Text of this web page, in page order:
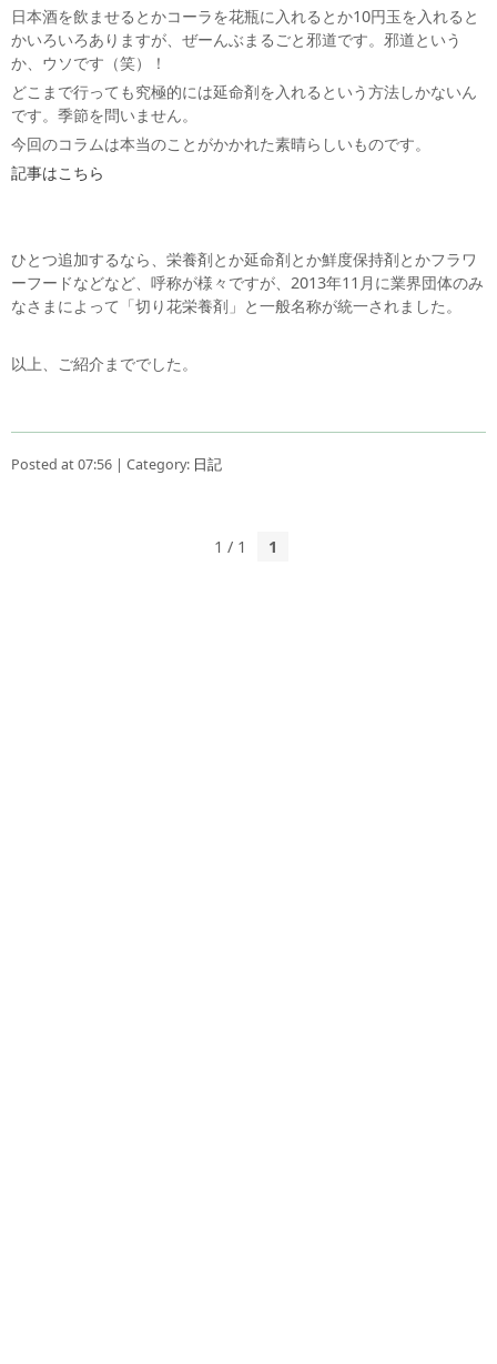
日本酒を飲ませるとかコーラを花瓶に入れるとか10円玉を入れると
かいろいろありますが、ぜーんぶまるごと邪道です。邪道という
か、ウソです（笑）！
どこまで行っても究極的には延命剤を入れるという方法しかないん
です。季節を問いません。
今回のコラムは本当のことがかかれた素晴らしいものです。
記事はこちら
ひとつ追加するなら、栄養剤とか延命剤とか鮮度保持剤とかフラワ
ーフードなどなど、呼称が様々ですが、2013年11月に業界団体のみ
なさまによって「切り花栄養剤」と一般名称が統一されました。
以上、ご紹介まででした。
Posted at 07:56 | Category: 日記
1 / 1 1